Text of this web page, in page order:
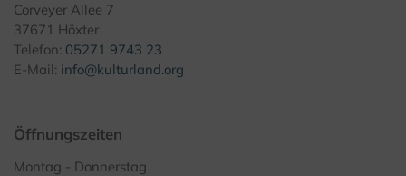
Corveyer Allee 7
37671 Höxter
Telefon: 05271 9743 23
E-Mail: info@kulturland.org
Öffnungszeiten
Montag - Donnerstag